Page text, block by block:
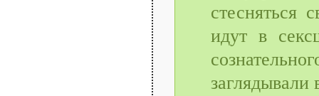
стесняться
идут в
заглядывали